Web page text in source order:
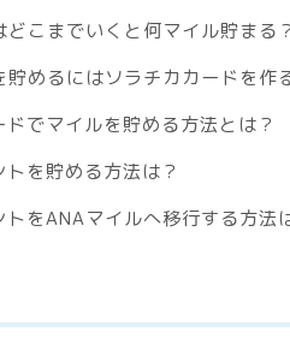
こまでいくと何マイル貯まる？
貯めるにはソラチカカードを作
ドでマイルを貯める方法とは？
を貯める方法は？
トをANAマイルへ移行する方法